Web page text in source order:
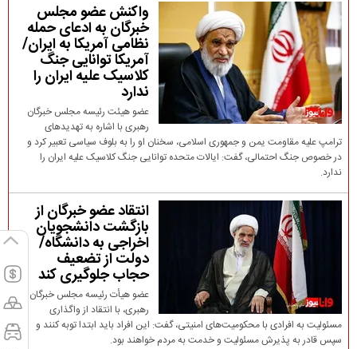
واکنش عضو مجلس
خبرگان به ادعای حمله
نظامی آمریکا به ایران/
آمریکا توانایی جنگ
کلاسیک علیه ایران را
ندارد
عضو هیئت رئیسه مجلس خبرگان
رهبری با اشاره به تهدیدهای
ترامپ علیه مقاومت یمن و جمهوری اسلامی، سخنان او را به بلوف سیاسی تعبیر کرد و
در خصوص جنگ احتمالی، گفت: ایالات متحده توانایی جنگ کلاسیک علیه ایران را
ندارد.
انتقاد عضو خبرگان از
بازگشت دانشجویان
اخراجی به دانشگاه/
دولت از تضعیف
حجاب جلوگیری کند
عضو هیأت رئیسه مجلس خبرگان
رهبری، با انتقاد از واگذاری
مسئولیت به افرادی با محکومیت‌های امنیتی، گفت: این افراد باید ابتدا توبه کنند و
سپس قادر به پذیرش مسئولیت و خدمت به مردم خواهند بود.